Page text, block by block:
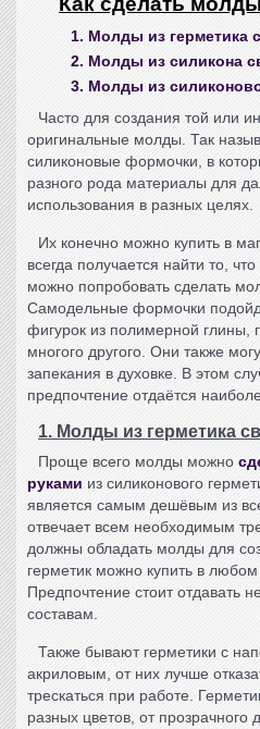
1. Молды из герметика
2. Молды из силикона
3. Молды из
Часто для создания той или
оригинальные молды. Так
силиконовые формочки, в
разного рода материалы для
использования в разных целях.
Их конечно можно купить в
всегда получается найти то,
можно попробовать сделать
Самодельные формочки
фигурок из полимерной глины,
многого другого. Они также
запекания в духовке. В этом
предпочтение отдаётся
1. Молды из герметика
Проще всего молды можно
руками из силиконового
является самым дешёвым из
отвечает всем необходимым
должны обладать молды для
герметик можно купить в
Предпочтение стоит отдавать
составам.
Также бывают герметики с
акриловым, от них лучше
трескаться при работе.
разных цветов, от прозрачного